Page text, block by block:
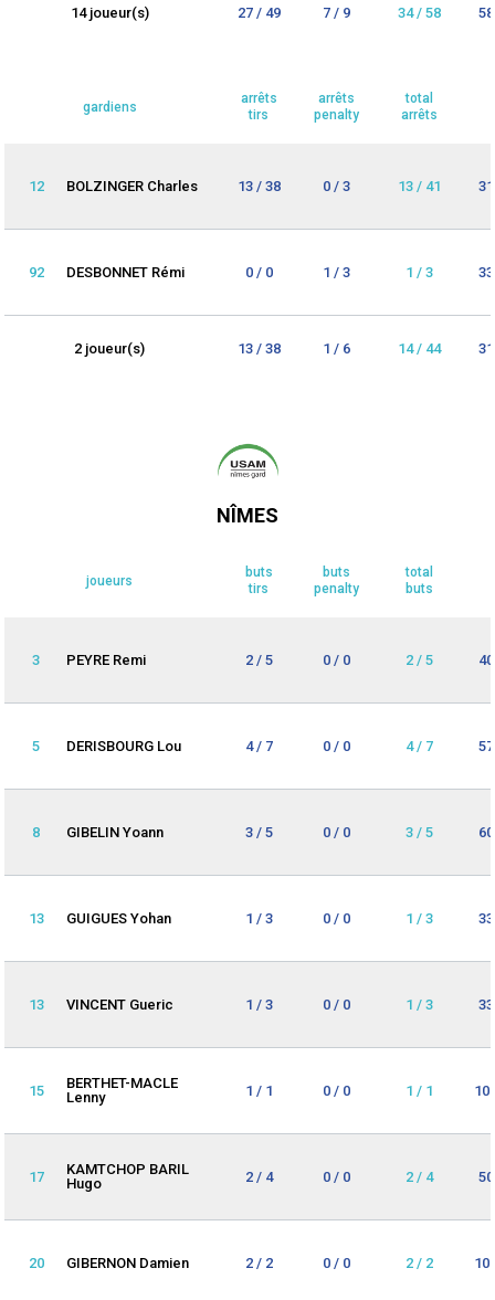
14 joueur(s) 27 / 49 7 / 9 34 / 58
gardiens
arrêts
tirs
arrêts
penalty
total
arrêts
12 BOLZINGER Charles 13 / 38 0 / 3 13 / 41
92 DESBONNET Rémi 0 / 0 1 / 3 1 / 3
2 joueur(s) 13 / 38 1 / 6 14 / 44
NÎMES
joueurs
buts
tirs
buts
penalty
total
buts
3 PEYRE Remi 2 / 5 0 / 0 2 / 5
5 DERISBOURG Lou 4 / 7 0 / 0 4 / 7
8 GIBELIN Yoann 3 / 5 0 / 0 3 / 5
13 GUIGUES Yohan 1 / 3 0 / 0 1 / 3
13 VINCENT Gueric 1 / 3 0 / 0 1 / 3
15
BERTHET-MACLE
Lenny
1 / 1 0 / 0 1 / 1
17
KAMTCHOP BARIL
Hugo
2 / 4 0 / 0 2 / 4
20 GIBERNON Damien 2 / 2 0 / 0 2 / 2